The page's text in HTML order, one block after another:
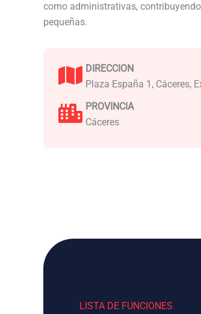
como administrativas,
pequeñas.
DIRECCION
Plaza España 1, Cáceres,
PROVINCIA
Cáceres
LISTA DE FUNCIONES